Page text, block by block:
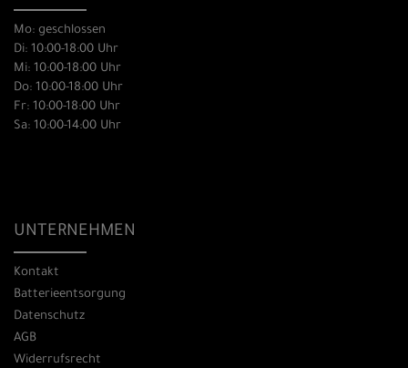
Mo: geschlossen
Di: 10:00-18:00 Uhr
Mi: 10:00-18:00 Uhr
Do: 10:00-18:00 Uhr
Fr: 10:00-18:00 Uhr
Sa: 10:00-14:00 Uhr
UNTERNEHMEN
Kontakt
Batterieentsorgung
Datenschutz
AGB
Widerrufsrecht